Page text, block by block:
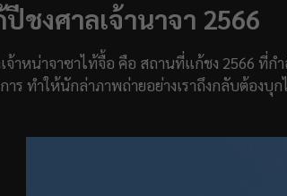
ชงศาลเจ้านาจา 2566
จ้าหน่าจาซาไท้จื้อ คือ สถานที่แก้ชง 2566 ที่
าร ทำให้นักล่าภาพถ่ายอย่างเราถึงกลับต้องบุ